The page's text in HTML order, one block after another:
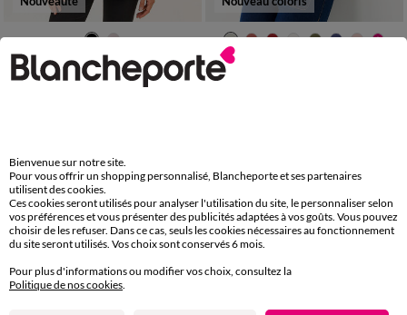
34/36 38/40 42/44 46/48
50 52 54
T-shirt col rond imprimé placé
34/36 38/40 42/44 46/48
Bienvenue sur notre site.
Pour vous offrir un shopping personnalisé, Blancheporte et ses partenaires
utilisent des cookies.
Ces cookies seront utilisés pour analyser l'utilisation du site, le personnaliser selon
vos préférences et vous présenter des publicités adaptées à vos goûts. Vous pouvez
choisir de les refuser. Dans ce cas, seuls les cookies nécessaires au fonctionnement
du site seront utilisés. Vos choix sont conservés 6 mois.
Pour plus d'informations ou modifier vos choix, consultez la
Politique de nos cookies.